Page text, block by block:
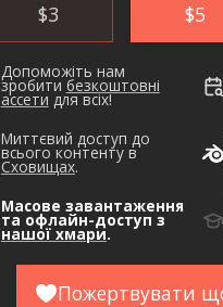
$3 $5
Допоможіть нам
зробити безкоштовні
ассети для всіх!
Миттєвий доступ до
всього контенту в
Сховищах.
Масове завантаження
та офлайн-доступ з
нашої хмари.
Пожертвувати